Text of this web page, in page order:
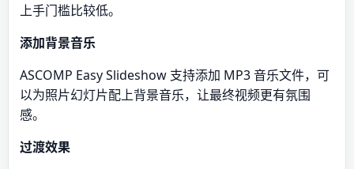
上手门槛比较低。
添加背景音乐
ASCOMP Easy Slideshow 支持添加 MP3 音乐文件，可
以为照片幻灯片配上背景音乐，让最终视频更有氛围
感。
过渡效果